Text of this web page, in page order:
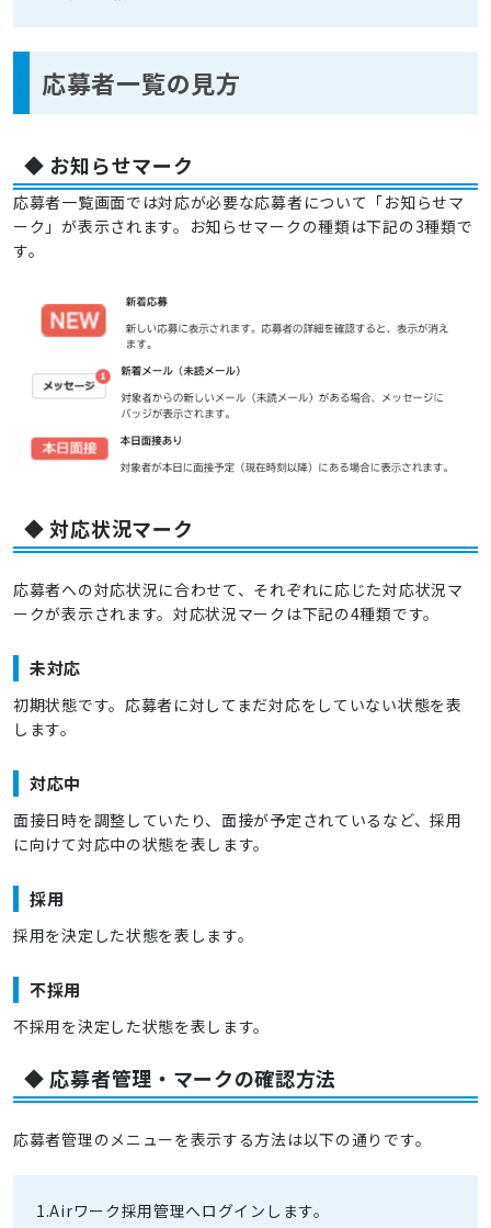
応募者一覧の見方
◆ お知らせマーク
応募者一覧画面では対応が必要な応募者について「お知らせマ
ーク」が表示されます。お知らせマークの種類は下記の3種類で
す。
◆ 対応状況マーク
応募者への対応状況に合わせて、それぞれに応じた対応状況マ
ークが表示されます。対応状況マークは下記の4種類です。
未対応
初期状態です。応募者に対してまだ対応をしていない状態を表
します。
対応中
面接日時を調整していたり、面接が予定されているなど、採用
に向けて対応中の状態を表します。
採用
採用を決定した状態を表します。
不採用
不採用を決定した状態を表します。
◆ 応募者管理・マークの確認方法
応募者管理のメニューを表示する方法は以下の通りです。
1.Airワーク採用管理へログインします。